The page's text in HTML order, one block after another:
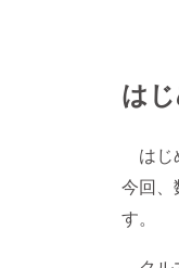
は
はじ
今回、
す。